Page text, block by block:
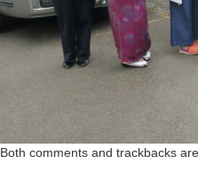
Both comments and trackbacks